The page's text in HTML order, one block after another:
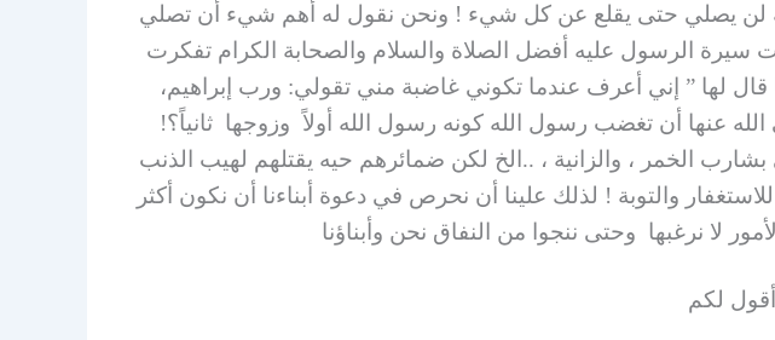
لن يصلي حتى يقلع عن كل شيء ! ونحن نقول له أهم شيء أن تصلي
سيرة الرسول عليه أفضل الصلاة والسلام والصحابة الكرام تفكرت
لها ” إني أعرف عندما تكوني غاضبة مني تقولي: ورب إبراهيم،
عنها أن تغضب رسول الله كونه رسول الله أولاً وزوجها ثانياً؟!
الخمر ، والزانية ، ..الخ لكن ضمائرهم حيه يقتلهم لهيب الذنب
والتوبة ! لذلك علينا أن نحرص في دعوة أبناءنا أن نكون أكثر
لا نرغبها وحتى ننجوا من النفاق نحن وأبناؤنا
لكم